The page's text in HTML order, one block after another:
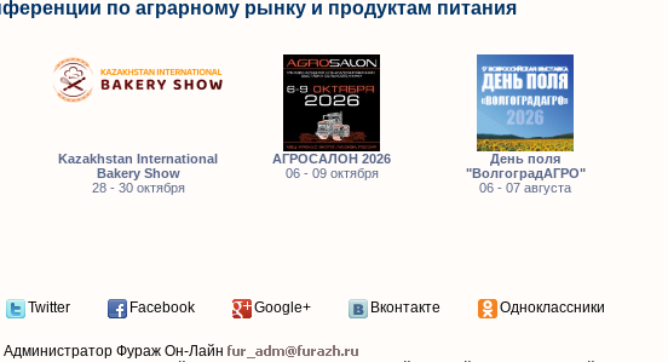
по аграрному рынку и продуктам питания
Kazakhstan International
Bakery Show
28 - 30 октября
АГРОСАЛОН 2026
06 - 09 октября
День поля
"ВолгоградАГРО"
06 - 07 августа
Twitter Facebook Google+ Вконтакте Одноклассники
Администратор Фураж Он-Лайн